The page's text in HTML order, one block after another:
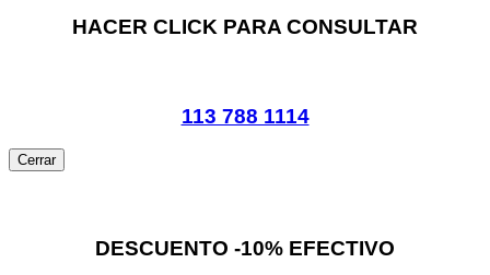
HACER CLICK PARA CONSULTAR
113 788 1114
Cerrar
DESCUENTO -10% EFECTIVO